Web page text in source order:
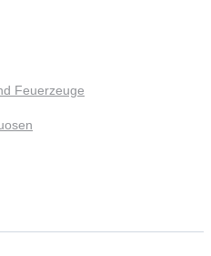
Feuerzeuge